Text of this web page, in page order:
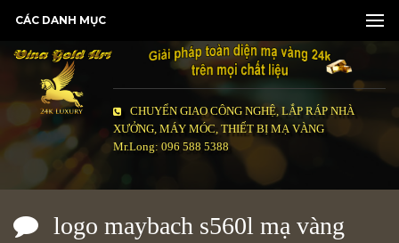
CÁC DANH MỤC
CHUYỂN GIAO CÔNG NGHỆ, LẮP RÁP NHÀ
XƯỞNG, MÁY MÓC, THIẾT BỊ MẠ VÀNG
Mr.Long: 096 588 5388
logo maybach s560l mạ vàng